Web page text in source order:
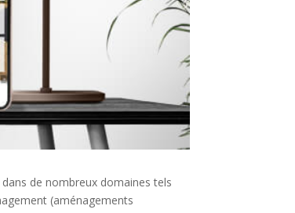
de nombreux domaines tels
(aménagements